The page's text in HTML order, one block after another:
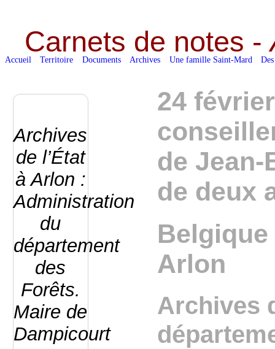
Carnets de notes -
Accueil Territoire Documents Archives Une famille Saint-Mard
24
de Jean-
de deux
Belgique
Arlon
Archives
Archives
de l’État
à Arlon :
Administration
du
département
des
Forêts.
Maire de
Dampicourt